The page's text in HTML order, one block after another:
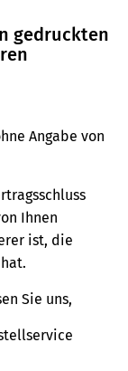
gedruckten
Angabe von
Ihnen
ist, die
Sie uns,